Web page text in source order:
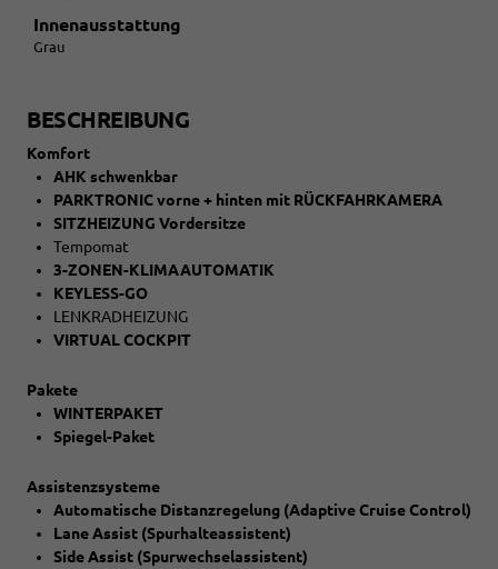
Innenausstattung
Grau
BESCHREIBUNG
Komfort
AHK schwenkbar
PARKTRONIC vorne + hinten mit RÜCKFAHRKAMERA
SITZHEIZUNG Vordersitze
Tempomat
3-ZONEN-KLIMAAUTOMATIK
KEYLESS-GO
LENKRADHEIZUNG
VIRTUAL COCKPIT
Pakete
WINTERPAKET
Spiegel-Paket
Assistenzsysteme
Automatische Distanzregelung (Adaptive Cruise Control)
Lane Assist (Spurhalteassistent)
Side Assist (Spurwechselassistent)